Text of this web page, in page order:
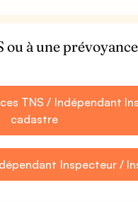
ou à une
TNS / Indépendant
cadastre
Inspecteur /